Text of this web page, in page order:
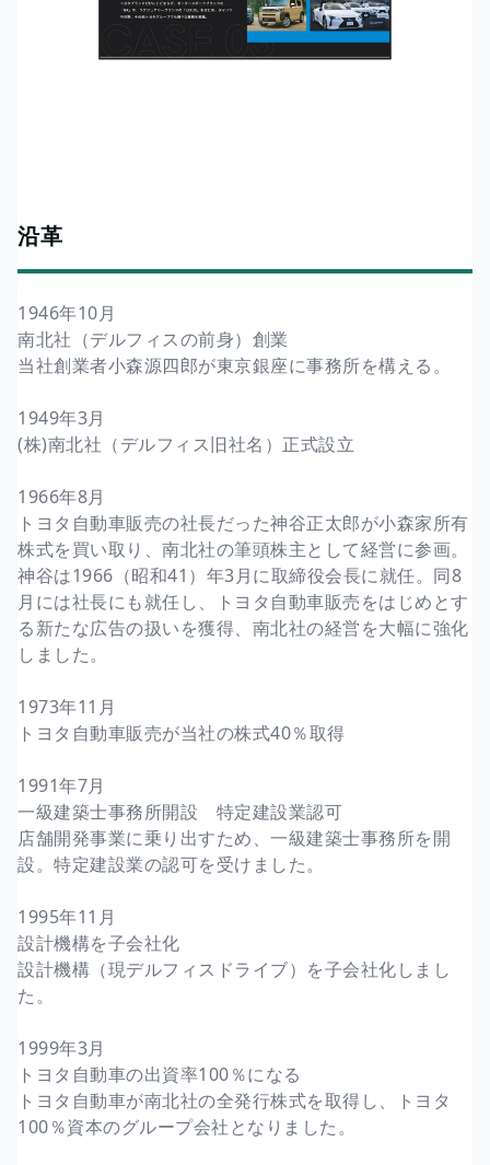
沿革
1946年10月
南北社（デルフィスの前身）創業
当社創業者小森源四郎が東京銀座に事務所を構える。
1949年3月
(株)南北社（デルフィス旧社名）正式設立
1966年8月
トヨタ自動車販売の社長だった神谷正太郎が小森家所有
株式を買い取り、南北社の筆頭株主として経営に参画。
神谷は1966（昭和41）年3月に取締役会長に就任。同8
月には社長にも就任し、トヨタ自動車販売をはじめとす
る新たな広告の扱いを獲得、南北社の経営を大幅に強化
しました。
1973年11月
トヨタ自動車販売が当社の株式40％取得
1991年7月
一級建築士事務所開設 特定建設業認可
店舗開発事業に乗り出すため、一級建築士事務所を開
設。特定建設業の認可を受けました。
1995年11月
設計機構を子会社化
設計機構（現デルフィスドライブ）を子会社化しまし
た。
1999年3月
トヨタ自動車の出資率100％になる
トヨタ自動車が南北社の全発行株式を取得し、トヨタ
100％資本のグループ会社となりました。